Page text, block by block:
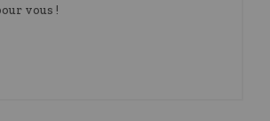
vous !